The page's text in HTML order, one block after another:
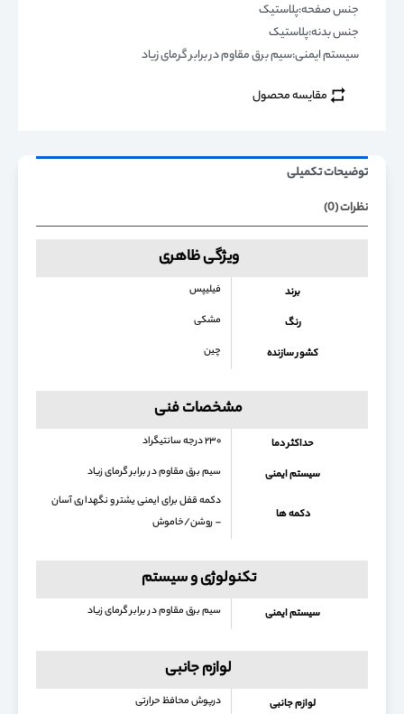
جنس صفحه:پلاستیک
جنس بدنه:پلاستیک
سیستم ایمنی:سیم برق مقاوم در برابر گرمای زیاد
مقایسه محصول
توضیحات تکمیلی
نظرات (0)
ویژگی ظاهری
برند فیلیپس
رنگ مشکی
کشور سازنده چین
مشخصات فنی
حداکثر دما ۲۳۰ درجه سانتیگراد
سیستم ایمنی سیم برق مقاوم در برابر گرمای زیاد
دکمه ها
دکمه قفل برای ایمنی یشتر و نگهداری آسان
– روشن/خاموش
تکنولوژی و سیستم
سیستم ایمنی سیم برق مقاوم در برابر گرمای زیاد
لوازم جانبی
لوازم جانبی درپوش محافظ حرارتی